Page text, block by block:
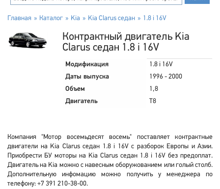
Главная Каталог Kia Kia Clarus седан 1.8 i 16V
Контрактный двигатель Kia
Clarus седан 1.8 i 16V
Модификация
1.8 i 16V
Даты выпуска
1996 - 2000
Объем
1,8
Двигатель
T8
Компания "Мотор восемьдесят восемь" поставляет контрактные
двигатели на Kia Clarus седан 1.8 i 16V с разборок Европы и Азии.
Приобрести БУ моторы на Kia Clarus седан 1.8 i 16V без предоплат.
Двигатель на Kia можно с навесным оборужованием или голый столб.
Дополнительную инфомацию можно получить у менеджера по
телефону: +7 391 210-38-00.